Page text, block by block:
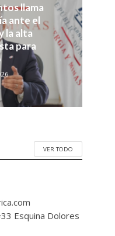
llama
ante el
la alta
para
VER TODO
Esquina Dolores